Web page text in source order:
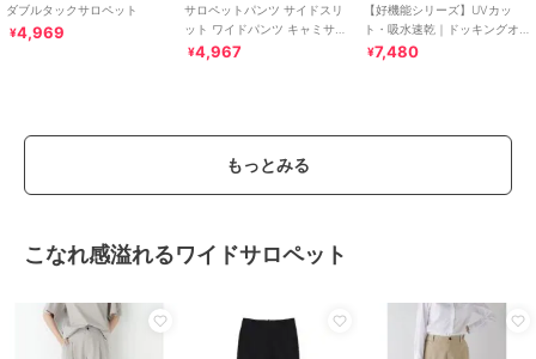
ダブルタックサロペット
¥4,969
サロペットパンツ サイドスリ
ット ワイドパンツ キャミサロ
ペット サロペット パンツ きれ
¥4,967
【好機能シリーズ】UVカッ
ト・吸水速乾｜ドッキングオ
ールインワン｜360度こなれ見
¥7,480
もっとみる
こなれ感溢れるワイドサロペット